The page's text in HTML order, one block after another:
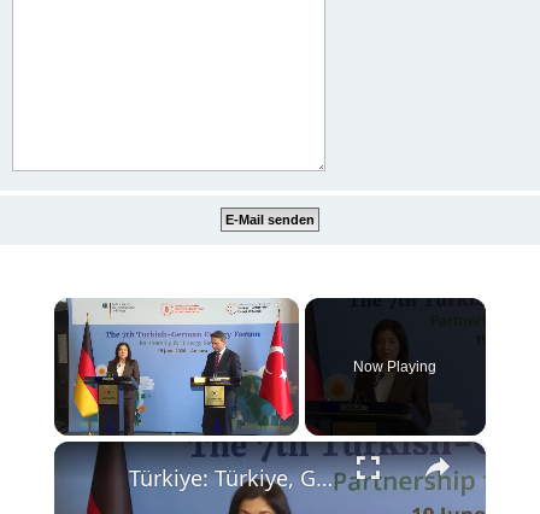
×
Unmute
Now Playing
×
Türkiye: Türkiye, Germany sign economic cooperation protocol, target $60B trade volume.